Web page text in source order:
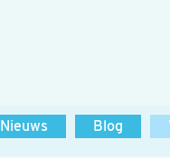
Nieuws Blog